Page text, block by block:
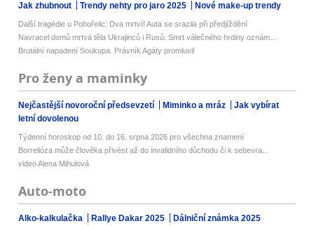
Jak zhubnout Trendy nehty pro jaro 2025 Nové make-up trendy
Další tragédie u Pohořelic: Dva mrtví! Auta se srazila při předjíždění
Navracel domů mrtvá těla Ukrajinců i Rusů: Smrt válečného hrdiny oznám...
Brutální napadení Soukupa. Právník Agáty promluvil
Pro ženy a maminky
Nejčastější novoroční předsevzetí Miminko a mráz
Jak vybírat
letní dovolenou
Týdenní horoskop od 10. do 16. srpna 2026 pro všechna znamení
Borrelióza může člověka přivést až do invalidního důchodu či k sebevra...
video Alena Mihulová
Auto-moto
Alko-kalkulačka Rallye Dakar 2025 Dálniční známka 2025